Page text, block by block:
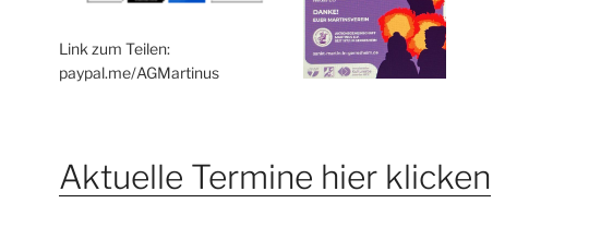
Link zum Teilen:
paypal.me/AGMartinus
Aktuelle Termine hier klicken